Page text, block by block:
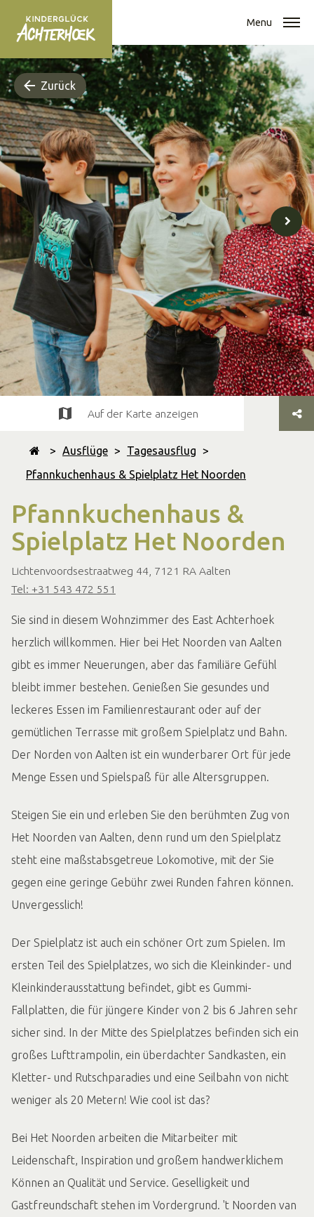
Menu
Zurück
> Ausflüge > Tagesausflug >
Pfannkuchenhaus & Spielplatz Het Noorden
Pfannkuchenhaus &
Spielplatz Het Noorden
Lichtenvoordsestraatweg 44, 7121 RA Aalten
Tel: +31 543 472 551
Auf der Karte anzeigen
Sie sind in diesem Wohnzimmer des East Achterhoek
herzlich willkommen. Hier bei Het Noorden van Aalten
gibt es immer Neuerungen, aber das familiäre Gefühl
bleibt immer bestehen. Genießen Sie gesundes und
leckeres Essen im Familienrestaurant oder auf der
gemütlichen Terrasse mit großem Spielplatz und Bahn.
Der Norden von Aalten ist ein wunderbarer Ort für jede
Menge Essen und Spielspaß für alle Altersgruppen.
Steigen Sie ein und erleben Sie den berühmten Zug von
Het Noorden van Aalten, denn rund um den Spielplatz
steht eine maßstabsgetreue Lokomotive, mit der Sie
gegen eine geringe Gebühr zwei Runden fahren können.
Unvergesslich!
Der Spielplatz ist auch ein schöner Ort zum Spielen. Im
ersten Teil des Spielplatzes, wo sich die Kleinkinder- und
Kleinkinderausstattung befindet, gibt es Gummi-
Fallplatten, die für jüngere Kinder von 2 bis 6 Jahren sehr
sicher sind. In der Mitte des Spielplatzes befinden sich ein
großes Lufttrampolin, ein überdachter Sandkasten, ein
Kletter- und Rutschparadies und eine Seilbahn von nicht
weniger als 20 Metern! Wie cool ist das?
Bei Het Noorden arbeiten die Mitarbeiter mit
Leidenschaft, Inspiration und großem handwerklichem
Können an Qualität und Service. Geselligkeit und
Gastfreundschaft stehen im Vordergrund. 't Noorden van